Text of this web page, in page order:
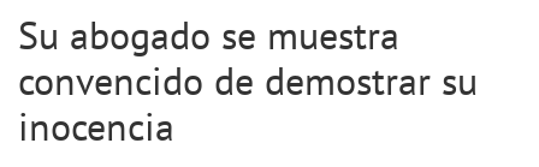
Su abogado se muestra
convencido de demostrar su
inocencia